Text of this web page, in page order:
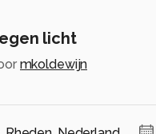
licht
mkoldewijn